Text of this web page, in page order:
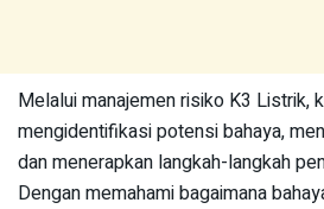
Melalui manajemen risiko K3 Listrik,
mengidentifikasi potensi bahaya,
dan menerapkan langkah-langkah
Dengan memahami bagaimana